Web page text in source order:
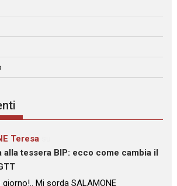
Teresa
alla tessera BIP: ecco come cambia il
Mi sorda SALAMONE